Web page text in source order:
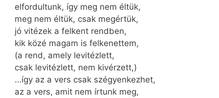
elfordultunk, így meg nem éltük,
meg nem éltük, csak megértük,
jó vitézek a felkent rendben,
kik közé magam is felkenettem,
(a rend, amely levitézlett,
csak levitézlett, nem kivérzett,)
…így az a vers csak szégyenkezhet,
az a vers, amit nem írtunk meg,